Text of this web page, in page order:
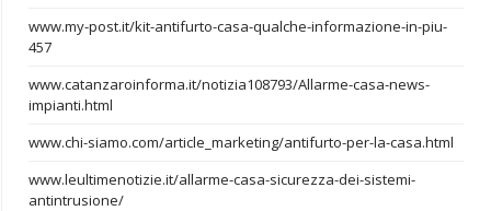
www.my-post.it/kit-antifurto-casa-qualche-informazione-in-piu-
457
www.catanzaroinforma.it/notizia108793/Allarme-casa-news-
impianti.html
www.chi-siamo.com/article_marketing/antifurto-per-la-casa.html
www.leultimenotizie.it/allarme-casa-sicurezza-dei-sistemi-
antintrusione/